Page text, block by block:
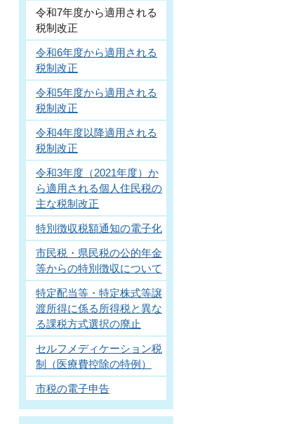
令和7年度から適用される
税制改正
令和6年度から適用される
税制改正
令和5年度から適用される
税制改正
令和4年度以降適用される
税制改正
令和3年度（2021年度）か
ら適用される個人住民税の
主な税制改正
特別徴収税額通知の電子化
市民税・県民税の公的年金
等からの特別徴収について
特定配当等・特定株式等譲
渡所得に係る所得税と異な
る課税方式選択の廃止
セルフメディケーション税
制（医療費控除の特例）
市税の電子申告